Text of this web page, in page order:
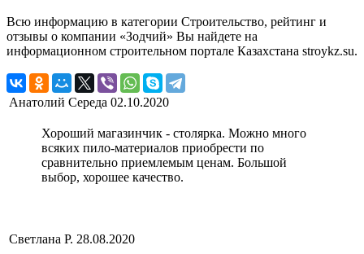
Всю информацию в категории Строительство, рейтинг и
отзывы о компании «Зодчий» Вы найдете на
информационном строительном портале Казахстана stroykz.su.
Анатолий Середа 02.10.2020
Хороший магазинчик - столярка. Можно много
всяких пило-материалов приобрести по
сравнительно приемлемым ценам. Большой
выбор, хорошее качество.
Светлана Р. 28.08.2020